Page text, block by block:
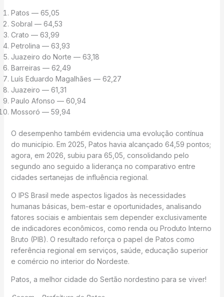
Patos — 65,05
Sobral — 64,53
Crato — 63,99
Petrolina — 63,93
Juazeiro do Norte — 63,18
Barreiras — 62,49
Luís Eduardo Magalhães — 62,27
Juazeiro — 61,31
Paulo Afonso — 60,94
Mossoró — 59,94
O desempenho também evidencia uma evolução contínua
do município. Em 2025, Patos havia alcançado 64,59 pontos;
agora, em 2026, subiu para 65,05, consolidando pelo
segundo ano seguido a liderança no comparativo entre
cidades sertanejas de influência regional.
O IPS Brasil mede aspectos ligados às necessidades
humanas básicas, bem-estar e oportunidades, analisando
fatores sociais e ambientais sem depender exclusivamente
de indicadores econômicos, como renda ou Produto Interno
Bruto (PIB). O resultado reforça o papel de Patos como
referência regional em serviços, saúde, educação superior
e comércio no interior do Nordeste.
Patos, a melhor cidade do Sertão nordestino para se viver!